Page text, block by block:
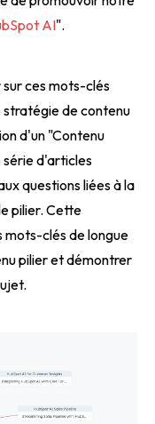
AI".
ces mots-clés
stratégie de contenu
d'un "Contenu
série d'articles
questions liées à la
pilier. Cette
mots-clés de longue
pilier et démontrer